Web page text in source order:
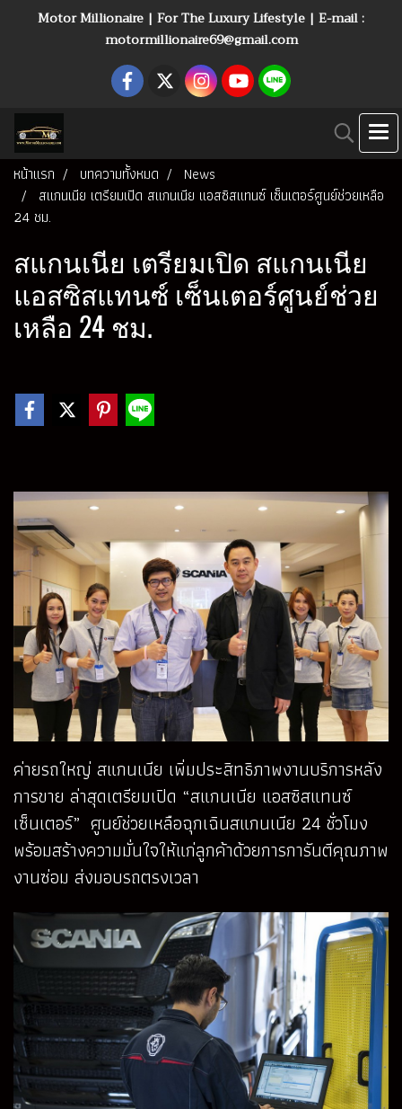
Motor Millionaire | For The Luxury Lifestyle | E-mail :
motormillionaire69@gmail.com
หน้าแรก บทความทั้งหมด
News
สแกนเนีย เตรียมเปิด สแกนเนีย แอสซิสแทนซ์ เซ็นเตอร์ศูนย์ช่วยเหลือ
24 ชม.
สแกนเนีย เตรียมเปิด สแกนเนีย
แอสซิสแทนซ์ เซ็นเตอร์ศูนย์ช่วย
เหลือ 24 ชม.
ค่ายรถใหญ่ สแกนเนีย เพิ่มประสิทธิภาพงานบริการหลัง
การขาย ล่าสุดเตรียมเปิด “สแกนเนีย แอสซิสแทนซ์
เซ็นเตอร์” ศูนย์ช่วยเหลือฉุกเฉินสแกนเนีย 24 ชั่วโมง
พร้อมสร้างความมั่นใจให้แก่ลูกค้าด้วยการการันตีคุณภาพ
งานซ่อม ส่งมอบรถตรงเวลา